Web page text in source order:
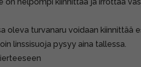
oleva turvanaru voidaan kiinnittää
linssisuoja pysyy aina tallessa.